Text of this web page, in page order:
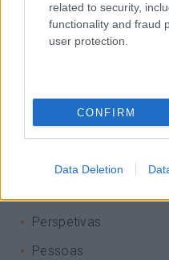
related to security,
functionality and fraud
user protection.
CONFIRM
Data Deletion
Expo RH
Interculturalidade
Keep In Mind
Liderança
Perspetivas
Pessoas